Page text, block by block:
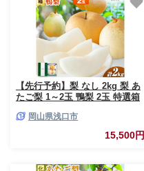
【先行予約】梨 なし 2kg 梨 あ
たご梨 1～2玉 鴨梨 2玉 特選箱
《2026年11月中旬-12月下旬頃
より発送予定》岡山県 浅口市
岡山県産 果物 フルーツ 梨 詰め
岡山県浅口市
15,500円